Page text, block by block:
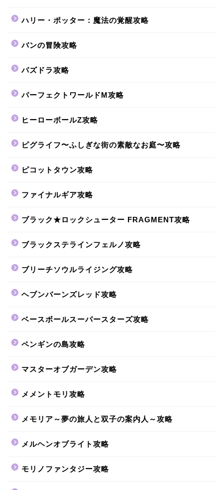
ハリー・ポッター：魔法の覚醒攻略
バンの冒険攻略
パズドラ攻略
パーフェクトワールドM攻略
ヒーローボールZ攻略
ピグライフ〜ふしぎな街の素敵なお庭〜攻略
ピコットタウン攻略
ファイナルギア攻略
ブラック★ロックシューター FRAGMENT攻略
ブラックステラインフェルノ攻略
ブリーチソウルライジング攻略
ヘブンバーンズレッド攻略
ベースボールスーパースターズ攻略
ペンギンの島攻略
マスターオブガーデン攻略
メメントモリ攻略
メモリア～夢の旅人と双子の案内人～攻略
メルヘンオブライト攻略
モリノファンタジー攻略